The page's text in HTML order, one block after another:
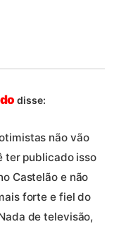
disse:
não vão
ter publicado isso
Castelão e não
forte e fiel do
de televisão,